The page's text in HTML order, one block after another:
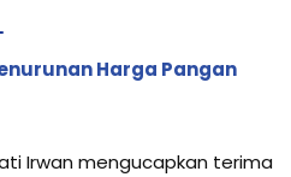
Harga Pangan
Irwan mengucapkan terima